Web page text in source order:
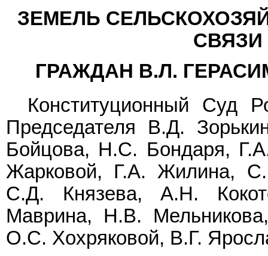
ЗЕМЕЛЬ
ГРАЖДАН В.Л.
Конституционный Суд
Председателя В.Д.
Бойцова, Н.С. Бондаря,
Жарковой, Г.А. Жилина,
С.Д. Князева, А.Н.
Маврина, Н.В.
О.С. Хохряковой, В.Г.